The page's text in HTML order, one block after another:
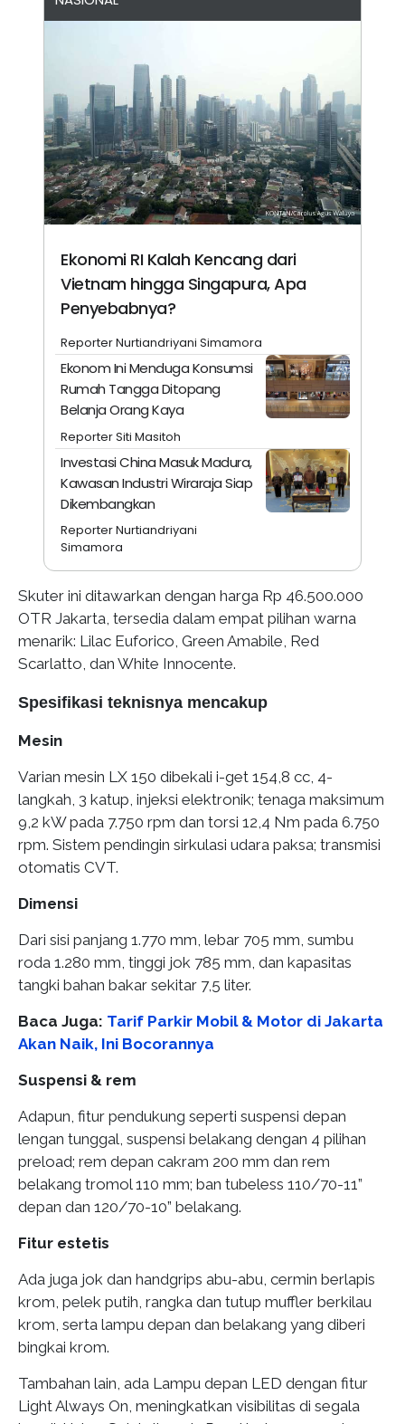
Ekonomi RI Kalah Kencang dari
Vietnam hingga Singapura, Apa
Penyebabnya?
Reporter Nurtiandriyani Simamora
Ekonom Ini Menduga Konsumsi
Rumah Tangga Ditopang
Belanja Orang Kaya
Reporter Siti Masitoh
Investasi China Masuk Madura,
Kawasan Industri Wiraraja Siap
Dikembangkan
Reporter Nurtiandriyani
Simamora
Skuter ini ditawarkan dengan harga Rp 46.500.000
OTR Jakarta, tersedia dalam empat pilihan warna
menarik: Lilac Euforico, Green Amabile, Red
Scarlatto, dan White Innocente.
Spesifikasi teknisnya mencakup
Mesin
Varian mesin LX 150 dibekali i-get 154,8 cc, 4-
langkah, 3 katup, injeksi elektronik; tenaga maksimum
9,2 kW pada 7.750 rpm dan torsi 12,4 Nm pada 6.750
rpm. Sistem pendingin sirkulasi udara paksa; transmisi
otomatis CVT.
Dimensi
Dari sisi panjang 1.770 mm, lebar 705 mm, sumbu
roda 1.280 mm, tinggi jok 785 mm, dan kapasitas
tangki bahan bakar sekitar 7,5 liter.
Baca Juga: Tarif Parkir Mobil & Motor di Jakarta
Akan Naik, Ini Bocorannya
Suspensi & rem
Adapun, fitur pendukung seperti suspensi depan
lengan tunggal, suspensi belakang dengan 4 pilihan
preload; rem depan cakram 200 mm dan rem
belakang tromol 110 mm; ban tubeless 110/70-11”
depan dan 120/70-10” belakang.
Fitur estetis
Ada juga jok dan handgrips abu-abu, cermin berlapis
krom, pelek putih, rangka dan tutup muffler berkilau
krom, serta lampu depan dan belakang yang diberi
bingkai krom.
Tambahan lain, ada Lampu depan LED dengan fitur
Light Always On, meningkatkan visibilitas di segala